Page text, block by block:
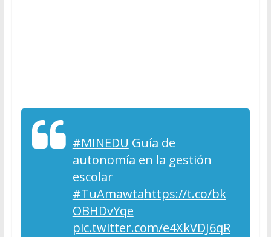
#MINEDU Guía de
autonomía en la gestión
escolar
#TuAmawtahttps://t.co/bk
OBHDvYqe
pic.twitter.com/e4XkVDJ6qR